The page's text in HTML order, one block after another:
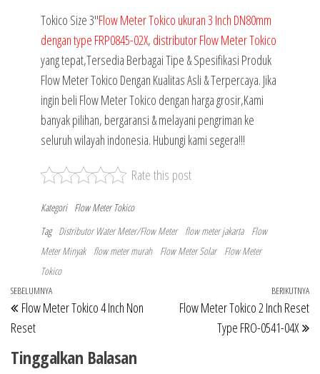
Tokico Size 3″Flow Meter Tokico ukuran 3 Inch DN80mm
dengan type FRP0845-02X, distributor Flow Meter Tokico
yang tepat,Tersedia Berbagai Tipe & Spesifikasi Produk
Flow Meter Tokico Dengan Kualitas Asli & Terpercaya. Jika
ingin beli Flow Meter Tokico dengan harga grosir,Kami
banyak pilihan, bergaransi & melayani pengriman ke
seluruh wilayah indonesia. Hubungi kami segera!!!
Rate this post
Kategori Flow Meter Tokico
Tag Distributor Water Meter/Flow Meter flow meter jakarta
Flow
Meter Minyak
flow meter murah Flow Meter Solar
Flow Meter
Tokico
Navigasi
pos
Pos
Sebelumnya
SEBELUMNYA
Flow Meter Tokico 4 Inch Non
Reset
BERIKUTNYA
Flow Meter Tokico 2 Inch Reset
Type FRO-0541-04X
Tinggalkan Balasan